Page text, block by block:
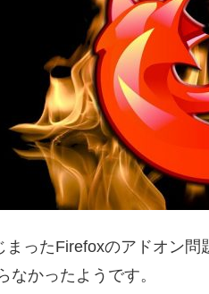
まったFirefoxのアドオン
なかったようです。